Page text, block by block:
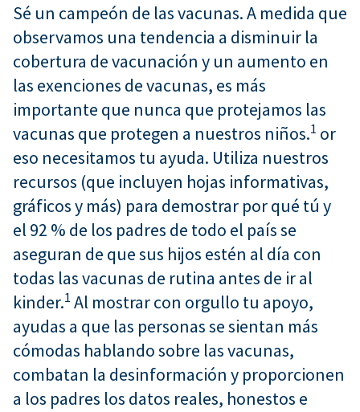
Sé un campeón de las vacunas. A medida que
observamos una tendencia a disminuir la
cobertura de vacunación y un aumento en
las exenciones de vacunas, es más
importante que nunca que protejamos las
vacunas que protegen a nuestros niños.1 or
eso necesitamos tu ayuda. Utiliza nuestros
recursos (que incluyen hojas informativas,
gráficos y más) para demostrar por qué tú y
el 92 % de los padres de todo el país se
aseguran de que sus hijos estén al día con
todas las vacunas de rutina antes de ir al
kinder.1 Al mostrar con orgullo tu apoyo,
ayudas a que las personas se sientan más
cómodas hablando sobre las vacunas,
combatan la desinformación y proporcionen
a los padres los datos reales, honestos e